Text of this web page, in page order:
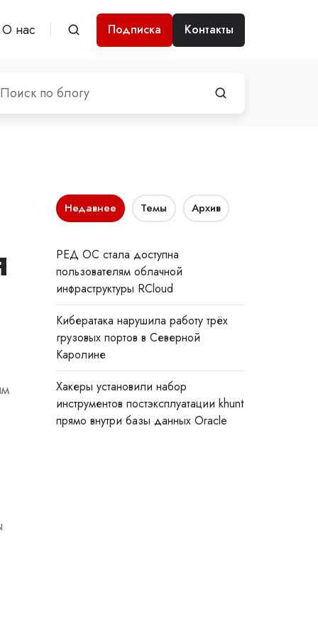
О нас Подписка Контакты
Недавнее Темы Архив
РЕД ОС стала доступна
пользователям облачной
инфраструктуры RCloud
Кибератака нарушила работу трёх
грузовых портов в Северной
Каролине
Хакеры установили набор
инструментов постэксплуатации khunt
прямо внутри базы данных Oracle